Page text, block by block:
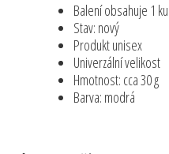
Balení obsahuje 1
Stav: nový
Produkt unisex
Univerzální velikost
Hmotnost: cca 30 g
Barva: modrá